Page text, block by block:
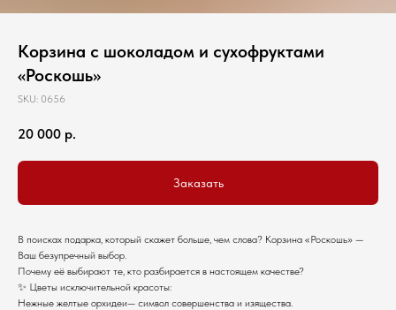
Корзина с шоколадом и сухофруктами
«Роскошь»
SKU: 0656
20 000 р.
Заказать
В поисках подарка, который скажет больше, чем слова? Корзина «Роскошь» —
Ваш безупречный выбор.
Почему её выбирают те, кто разбирается в настоящем качестве?
✨ Цветы исключительной красоты:
Нежные желтые орхидеи— символ совершенства и изящества.